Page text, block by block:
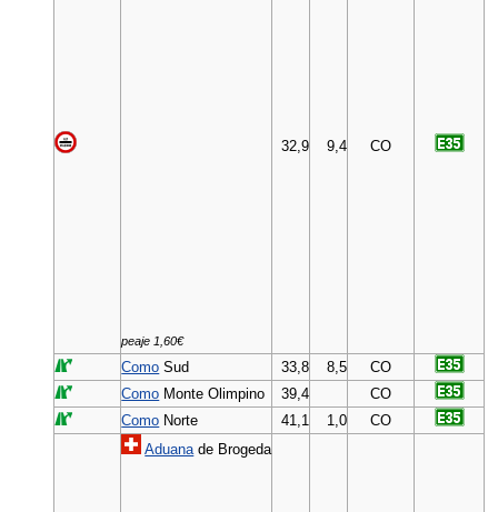
peaje 1,60€
32,9 9,4 CO
Como Sud 33,8 8,5
CO
Como Monte Olimpino 39,4
CO
Como Norte 41,1 1,0
CO
Aduanade Brogeda